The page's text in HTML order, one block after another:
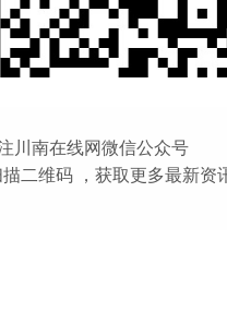
川南在线网微信公众号
二维码 ，获取更多最新资